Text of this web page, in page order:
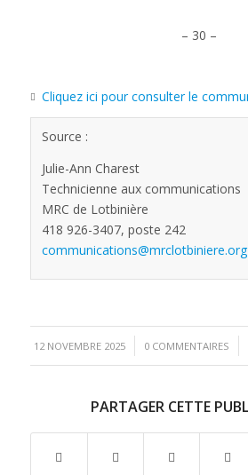
– 30 –
Cliquez ici pour consulter le
Source :
Julie-Ann Charest
Technicienne aux communications
MRC de Lotbinière
418 926-3407, poste 242
communications@mrclotbiniere.org
12 NOVEMBRE 2025
/ 0 COMMENTAIRES
/
PARTAGER CETTE